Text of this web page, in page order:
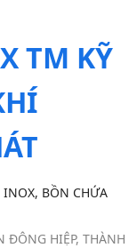
TM KỸ
INOX, BỒN CHỨA
ĐÔNG HIỆP, THÀNH